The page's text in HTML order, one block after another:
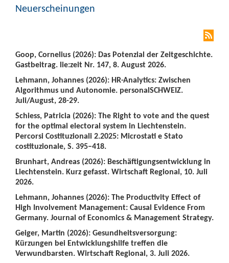
Neuerscheinungen
Goop, Cornelius (2026): Das Potenzial der Zeitgeschichte.
Gastbeitrag. lie:zeit Nr. 147, 8. August 2026.
Lehmann, Johannes (2026): HR-Analytics: Zwischen
Algorithmus und Autonomie. personalSCHWEIZ.
Juli/August, 28-29.
Schiess, Patricia (2026): The Right to vote and the quest
for the optimal electoral system in Liechtenstein.
Percorsi Costituzionali 2.2025: Microstati e Stato
costituzionale, S. 395–418.
Brunhart, Andreas (2026): Beschäftigungsentwicklung in
Liechtenstein. Kurz gefasst. Wirtschaft Regional, 10. Juli
2026.
Lehmann, Johannes (2026): The Productivity Effect of
High Involvement Management: Causal Evidence From
Germany. Journal of Economics & Management Strategy.
Geiger, Martin (2026): Gesundheitsversorgung:
Kürzungen bei Entwicklungshilfe treffen die
Verwundbarsten. Wirtschaft Regional, 3. Juli 2026.